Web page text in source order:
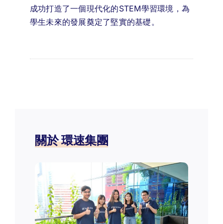
成功打造了一個現代化的STEM學習環境，為
學生未來的發展奠定了堅實的基礎。
關於 環速集團